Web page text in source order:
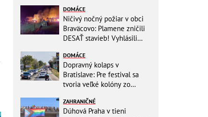
DOMÁCE
Ničivý nočný požiar v obci
Braväcovo: Plamene zničili
DESAŤ stavieb! Vyhlásili
DOMÁCE
Dopravný kolaps v
Bratislave: Pre festival sa
tvoria veľké kolóny zo
ZAHRANIČNÉ
Dúhová Praha v tieni